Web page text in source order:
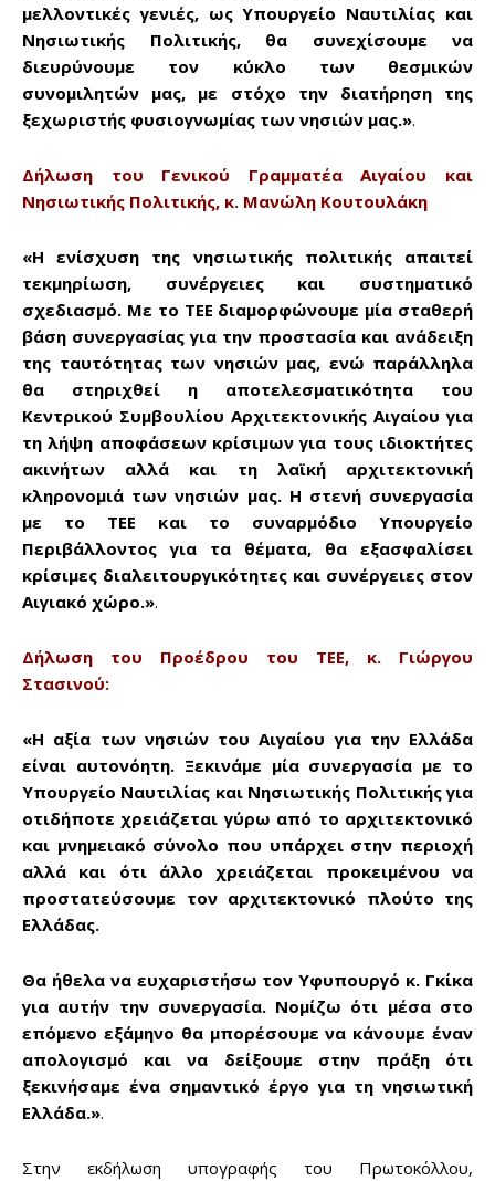
Don't miss
Sing up for our newsletter
to stay in the loop.
SUBSCRIBE
μελλοντικές γενιές, ως Υπουργείο Ναυτιλίας και
Νησιωτικής Πολιτικής, θα συνεχίσουμε να
διευρύνουμε τον κύκλο των θεσμικών
συνομιλητών μας, με στόχο την διατήρηση της
ξεχωριστής φυσιογνωμίας των νησιών μας.».
Δήλωση του Γενικού Γραμματέα Αιγαίου και
Νησιωτικής Πολιτικής, κ. Μανώλη Κουτουλάκη
«Η ενίσχυση της νησιωτικής πολιτικής απαιτεί
τεκμηρίωση, συνέργειες και συστηματικό
σχεδιασμό. Με το ΤΕΕ διαμορφώνουμε μία σταθερή
βάση συνεργασίας για την προστασία και ανάδειξη
της ταυτότητας των νησιών μας, ενώ παράλληλα
θα στηριχθεί η αποτελεσματικότητα του
Κεντρικού Συμβουλίου Αρχιτεκτονικής Αιγαίου για
τη λήψη αποφάσεων κρίσιμων για τους ιδιοκτήτες
ακινήτων αλλά και τη λαϊκή αρχιτεκτονική
κληρονομιά των νησιών μας. Η στενή συνεργασία
με το ΤΕΕ και το συναρμόδιο Υπουργείο
Περιβάλλοντος για τα θέματα, θα εξασφαλίσει
κρίσιμες διαλειτουργικότητες και συνέργειες στον
Αιγιακό χώρο.».
Δήλωση του Προέδρου του ΤΕΕ, κ. Γιώργου
Στασινού:
«Η αξία των νησιών του Αιγαίου για την Ελλάδα
είναι αυτονόητη. Ξεκινάμε μία συνεργασία με το
Υπουργείο Ναυτιλίας και Νησιωτικής Πολιτικής για
οτιδήποτε χρειάζεται γύρω από το αρχιτεκτονικό
και μνημειακό σύνολο που υπάρχει στην περιοχή
αλλά και ότι άλλο χρειάζεται προκειμένου να
προστατεύσουμε τον αρχιτεκτονικό πλούτο της
Ελλάδας.
Θα ήθελα να ευχαριστήσω τον Υφυπουργό κ. Γκίκα
για αυτήν την συνεργασία. Νομίζω ότι μέσα στο
επόμενο εξάμηνο θα μπορέσουμε να κάνουμε έναν
απολογισμό και να δείξουμε στην πράξη ότι
ξεκινήσαμε ένα σημαντικό έργο για τη νησιωτική
Ελλάδα.».
Στην εκδήλωση υπογραφής του Πρωτοκόλλου,